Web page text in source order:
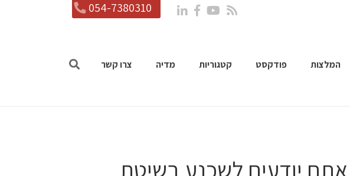
054-7380310
המלצות פודקסט קטגוריות מדיה צרו קשר
יודעים לשכנע בשיטת